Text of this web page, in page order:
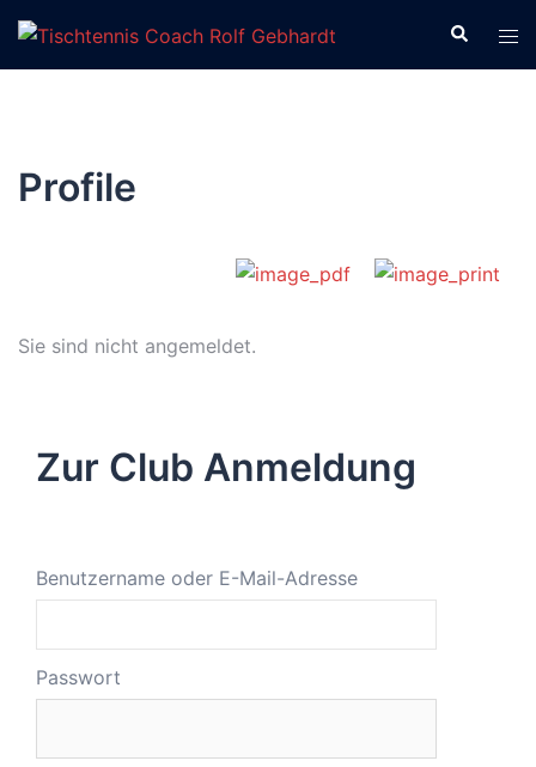
Zum
Inhalt
springen
Suche
Profile
Sie sind nicht angemeldet.
Zur Club Anmeldung
Benutzername oder E-Mail-Adresse
Passwort